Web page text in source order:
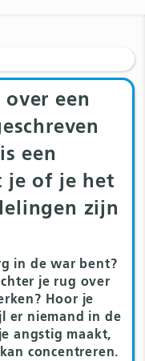
een
een
je of je het
zijn
in de war bent?
je rug over
Hoor je
er niemand in de
angstig maakt,
concentreren.